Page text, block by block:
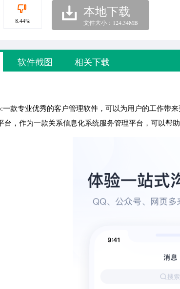
8.44%
本地下载
文件大小：124.34MB
软件截图 相关下载
一款专业优秀的客户管理软件，可以为用户的工作带
台，作为一款关系信息化系统服务管理平台，可以帮